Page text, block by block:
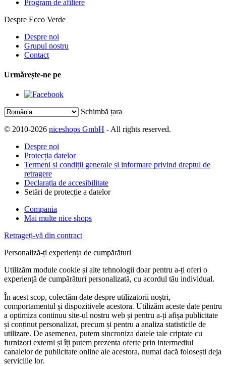
Program de afiliere
Despre Ecco Verde
Despre noi
Grupul nostru
Contact
Urmărește-ne pe
Schimbă țara
© 2010-2026 niceshops GmbH - All rights reserved.
Despre noi
Protecția datelor
Termeni și condiții generale și informare privind dreptul de
retragere
Declarația de accesibilitate
Setări de protecție a datelor
Compania
Mai multe nice shops
Retrageți-vă din contract
Personaliză-ți experiența de cumpărături
Utilizăm module cookie și alte tehnologii doar pentru a-ți oferi o
experiență de cumpărături personalizată, cu acordul tău individual.
În acest scop, colectăm date despre utilizatorii noștri,
comportamentul și dispozitivele acestora. Utilizăm aceste date pentru
a optimiza continuu site-ul nostru web și pentru a-ți afișa publicitate
și conținut personalizat, precum și pentru a analiza statisticile de
utilizare. De asemenea, putem sincroniza datele tale criptate cu
furnizori externi și îți putem prezenta oferte prin intermediul
canalelor de publicitate online ale acestora, numai dacă folosești deja
serviciile lor.